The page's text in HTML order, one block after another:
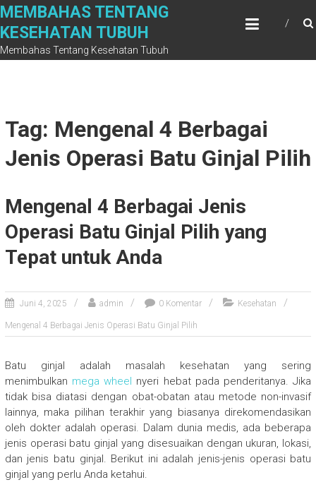
Skip
content
MEMBAHAS TENTANG
KESEHATAN TUBUH
Membahas Tentang Kesehatan Tubuh
Tag: Mengenal 4 Berbagai
Jenis Operasi Batu Ginjal Pilih
Mengenal 4 Berbagai Jenis
Operasi Batu Ginjal Pilih yang
Tepat untuk Anda
Juni 4, 2025 admin 0 Komentar Kesehatan
Mengenal 4 Berbagai Jenis Operasi Batu Ginjal Pilih
Batu ginjal adalah masalah kesehatan yang sering
menimbulkan mega wheel nyeri hebat pada penderitanya. Jika
tidak bisa diatasi dengan obat-obatan atau metode non-invasif
lainnya, maka pilihan terakhir yang biasanya direkomendasikan
oleh dokter adalah operasi. Dalam dunia medis, ada beberapa
jenis operasi batu ginjal yang disesuaikan dengan ukuran, lokasi,
dan jenis batu ginjal. Berikut ini adalah jenis-jenis operasi batu
ginjal yang perlu Anda ketahui.